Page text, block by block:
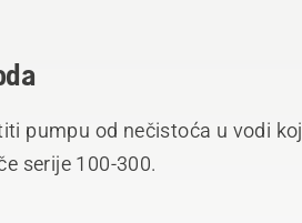
pumpu od nečistoća u vodi
serije 100-300.